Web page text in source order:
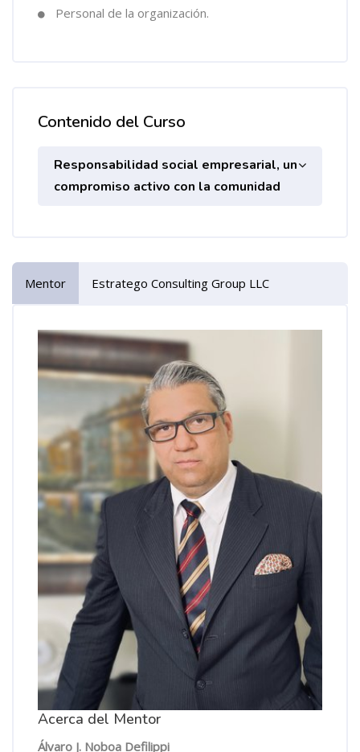
Personal de la organización.
Contenido del Curso
Responsabilidad social empresarial, un
compromiso activo con la comunidad
Mentor Estratego Consulting Group LLC
Acerca del Mentor
Álvaro J. Noboa Defilippi